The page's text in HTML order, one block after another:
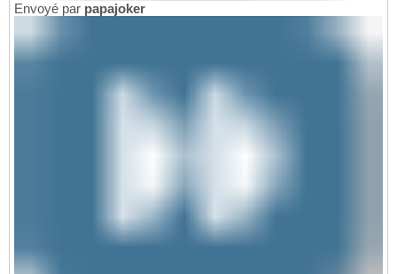
Envoyé par papajoker